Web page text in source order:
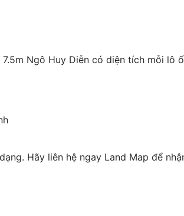
Ngô Huy Diễn có diện tích mỗi lô
Hãy liên hệ ngay Land Map để